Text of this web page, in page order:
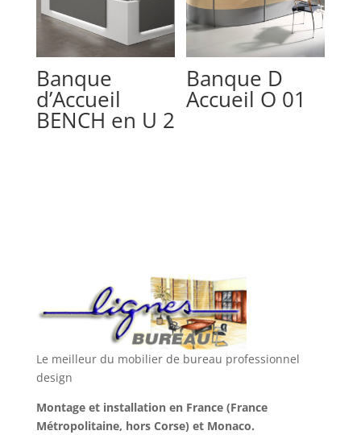
Banque
d’Accueil
BENCH en U 2
Banque D
Accueil O 01
Le meilleur du mobilier de bureau professionnel
design
Montage et installation en France (France
Métropolitaine, hors Corse) et Monaco.